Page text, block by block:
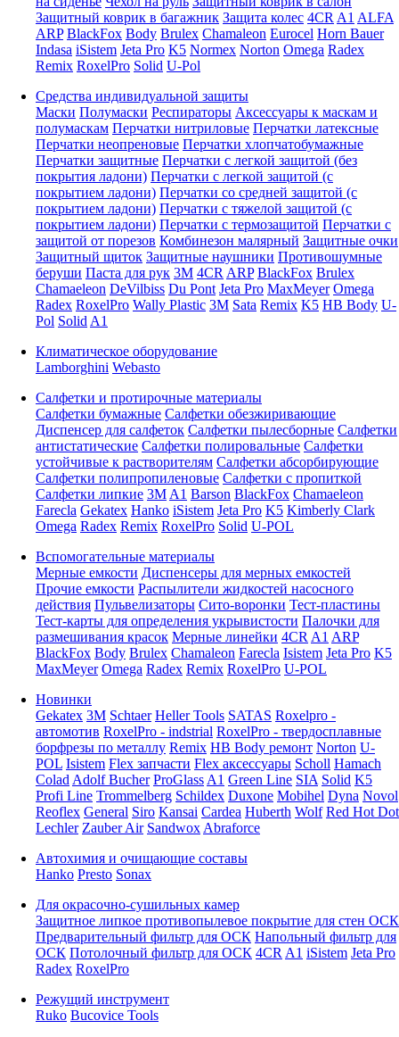
Защитный коврик в багажник Защита колес 4CR A1 ALFA
ARP BlackFox Body Brulex Chamaleon Eurocel Horn Bauer
Indasa iSistem Jeta Pro K5 Normex Norton Omega Radex
Remix RoxelPro Solid U-Pol
Средства индивидуальной защиты
Маски Полумаски Респираторы Аксессуары к маскам и
полумаскам Перчатки нитриловые Перчатки латексные
Перчатки неопреновые Перчатки хлопчатобумажные
Перчатки защитные Перчатки с легкой защитой (без
покрытия ладони) Перчатки с легкой защитой (с
покрытием ладони) Перчатки со средней защитой (с
покрытием ладони) Перчатки с тяжелой защитой (с
покрытием ладони) Перчатки с термозащитой Перчатки с
защитой от порезов Комбинезон малярный Защитные очки
Защитный щиток Защитные наушники Противошумные
беруши Паста для рук 3M 4CR ARP BlackFox Brulex
Chamaeleon DeVilbiss Du Pont Jeta Pro MaxMeyer Omega
Radex RoxelPro Wally Plastic 3M Sata Remix K5 HB Body U-
Pol Solid A1
Климатическое оборудование
Lamborghini Webasto
Салфетки и протирочные материалы
Салфетки бумажные Салфетки обезжиривающие
Диспенсер для салфеток Салфетки пылесборные Салфетки
антистатические Салфетки полировальные Салфетки
устойчивые к растворителям Салфетки абсорбирующие
Салфетки полипропиленовые Салфетки с пропиткой
Салфетки липкие 3M A1 Barson BlackFox Chamaeleon
Farecla Gekatex Hanko iSistem Jeta Pro K5 Kimberly Clark
Omega Radex Remix RoxelPro Solid U-POL
Вспомогательные материалы
Мерные емкости Диспенсеры для мерных емкостей
Прочие емкости Распылители жидкостей насосного
действия Пульвелизаторы Сито-воронки Тест-пластины
Тест-карты для определения укрывистости Палочки для
размешивания красок Мерные линейки 4CR A1 ARP
BlackFox Body Brulex Chamaleon Farecla Isistem Jeta Pro K5
MaxMeyer Omega Radex Remix RoxelPro U-POL
Новинки
Gekatex 3M Schtaer Heller Tools SATAS Roxelpro -
автомотив RoxelPro - indstrial RoxelPro - твердосплавные
борфрезы по металлу Remix HB Body ремонт Norton U-
POL Isistem Flex запчасти Flex аксессуары Scholl Hamach
Colad Adolf Bucher ProGlass A1 Green Line SIA Solid K5
Profi Line Trommelberg Schildex Duxone Mobihel Dyna Novol
Reoflex General Siro Kansai Cardea Huberth Wolf Red Hot Dot
Lechler Zauber Air Sandwox Abraforce
Автохимия и очищающие составы
Hanko Presto Sonax
Для окрасочно-сушильных камер
Защитное липкое противопылевое покрытие для стен ОСК
Предварительный фильтр для ОСК Напольный фильтр для
ОСК Потолочный фильтр для ОСК 4CR A1 iSistem Jeta Pro
Radex RoxelPro
Режущий инструмент
Ruko Bucovice Tools